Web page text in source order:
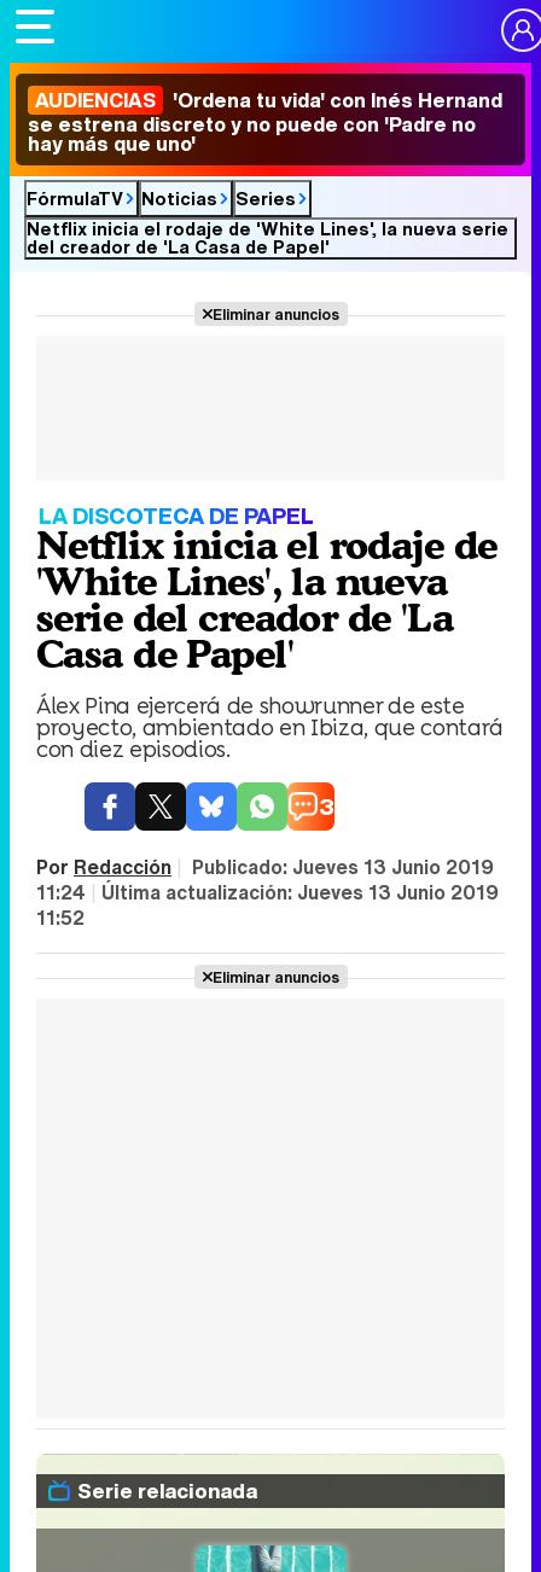
AUDIENCIAS 'Ordena tu vida' con Inés Hernand
se estrena discreto y no puede con 'Padre no
hay más que uno'
FórmulaTV Noticias
Series
Netflix inicia el rodaje de 'White Lines', la nueva serie
del creador de 'La Casa de Papel'
Eliminar anuncios
LA DISCOTECA DE PAPEL
Netflix inicia el rodaje de
'White Lines', la nueva
serie del creador de 'La
Casa de Papel'
Álex Pina ejercerá de showrunner de este
proyecto, ambientado en Ibiza, que contará
con diez episodios.
3
Por Redacción | Publicado: Jueves 13 Junio 2019
11:24 | Última actualización: Jueves 13 Junio 2019
11:52
Eliminar anuncios
Serie relacionada